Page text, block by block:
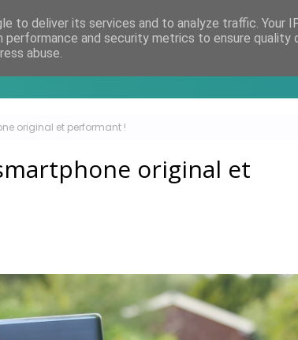
original et performant !
original et
to deliver its services and to analyze traffic. Your
performance and security metrics to ensure quality
abuse.